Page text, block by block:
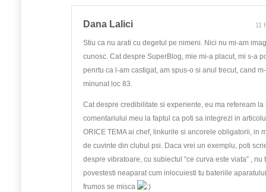
Dana Lalici 11
Stiu ca nu arati cu degetul pe nimeni. Nici nu mi-am
cunosc. Cat despre SuperBlog, mie mi-a placut, mi s-a
penrtu ca l-am castigat, am spus-o si anul trecut, cand
minunat loc 83.
Cat despre credibilitate si experiente, eu ma refeream la
comentariului meu la faptul ca poti sa integrezi in
ORICE TEMA ai chef, linkurile si ancorele obligatorii, in
de cuvinte din clubul psi. Daca vrei un exemplu, poti
despre vibratoare, cu subiectul “ce curva este viata” , nu
povestesti neaparat cum inlocuiesti tu bateriile
frumos se misca